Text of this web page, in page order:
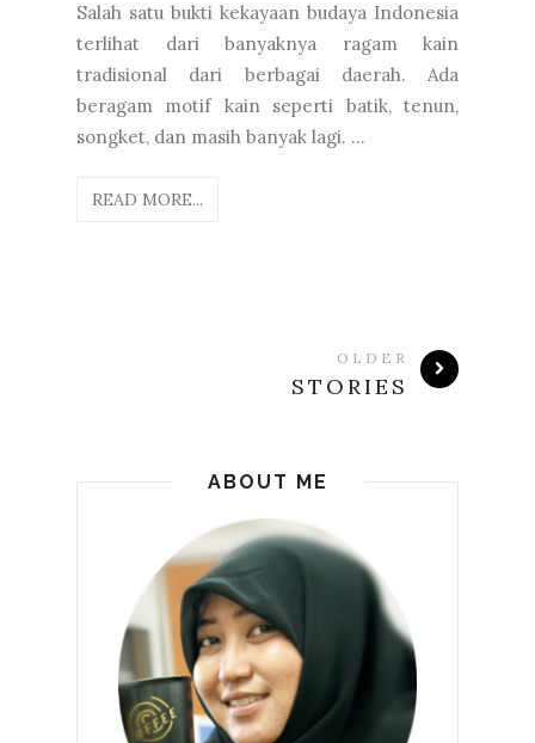
Salah satu bukti kekayaan budaya Indonesia
terlihat dari banyaknya ragam kain
tradisional dari berbagai daerah. Ada
beragam motif kain seperti batik, tenun,
songket, dan masih banyak lagi. ...
READ MORE...
OLDER
STORIES
ABOUT ME